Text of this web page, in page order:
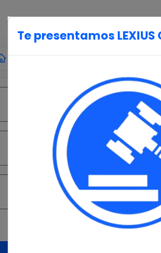
Te presentamos LEXIUS
Página